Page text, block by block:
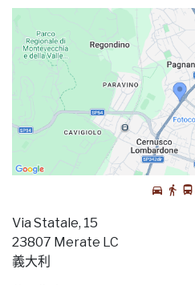
Via Statale, 15
23807 Merate LC
義大利